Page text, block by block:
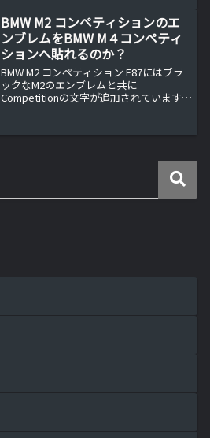
BMW M2 コンペティションのエ
ンブレムをBMW M４コンペティ
ションへ貼れるのか？
BMW M2 コンペティション F87にはブラ
ックなM2のエンブレムと共に
Competitionの文字が追加されています。
んですが・・・。